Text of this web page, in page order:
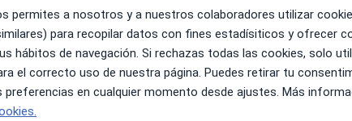
55 €
permites a nosotros y a nuestros colaboradores utilizar
para recopilar datos con fines estadísiticos y ofrecer
hábitos de navegación. Si rechazas todas las cookies, solo
el correcto uso de nuestra página. Puedes retirar tu
preferencias en cualquier momento desde ajustes. Más